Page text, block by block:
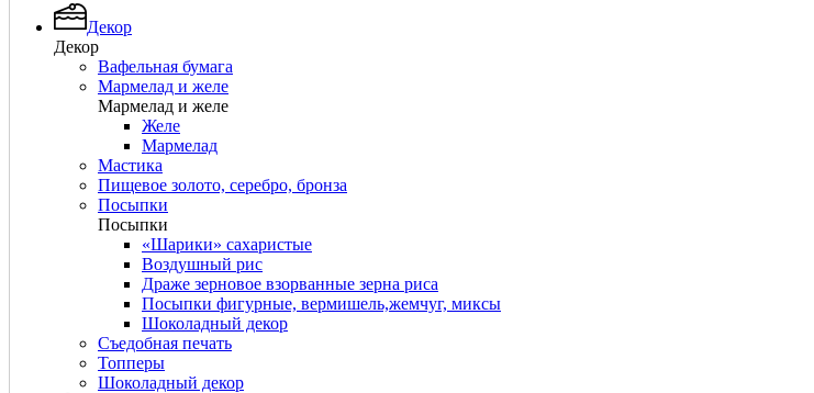
Декор
Декор
Вафельная бумага
Мармелад и желе
Мармелад и желе
Желе
Мармелад
Мастика
Пищевое золото, серебро, бронза
Посыпки
Посыпки
«Шарики» сахаристые
Воздушный рис
Драже зерновое взорванные зерна риса
Посыпки фигурные, вермишель,жемчуг, миксы
Шоколадный декор
Съедобная печать
Топперы
Шоколадный декор